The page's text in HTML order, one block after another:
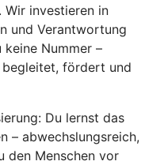
Wir investieren in
und Verantwortung
keine Nummer –
begleitet, fördert und
Du lernst das
– abwechslungsreich,
den Menschen vor